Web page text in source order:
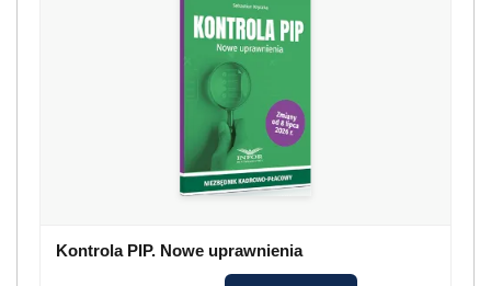
Kontrola PIP. Nowe uprawnienia